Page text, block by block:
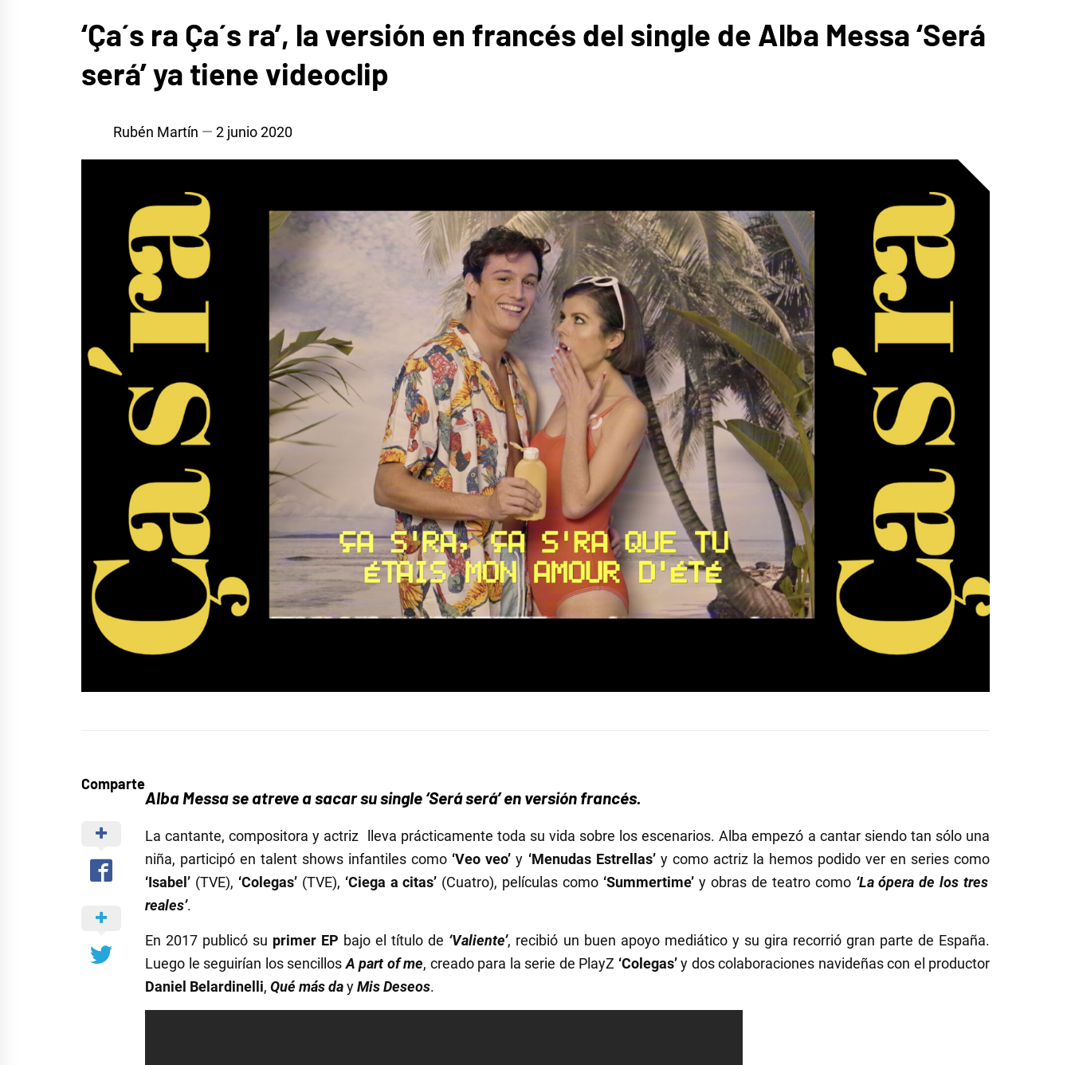
‘Ça´s ra Ça´s ra’, la versión en francés del single de Alba Messa ‘Será
será’ ya tiene videoclip
Rubén Martín 2 junio 2020
Comparte
Alba Messa se atreve a sacar su single ‘Será será’ en versión francés.
La cantante, compositora y actriz lleva prácticamente toda su vida sobre los escenarios. Alba empezó a cantar siendo tan sólo una
niña, participó en talent shows infantiles como ‘Veo veo’ y ‘Menudas Estrellas’y como actriz la hemos podido ver en series como
‘Isabel’ (TVE), ‘Colegas’(TVE), ‘Ciega a citas’ (Cuatro), películas como ‘Summertime’ y obras de teatro como ‘La ópera de los tres
reales’.
En 2017 publicó su primer EP bajo el título de ‘Valiente’, recibió un buen apoyo mediático y su gira recorrió gran parte de España.
Luego le seguirían los sencillosA part of me, creado para la serie de PlayZ ‘Colegas’y dos colaboraciones navideñas con el productor
Daniel Belardinelli, Qué más dayMis Deseos.